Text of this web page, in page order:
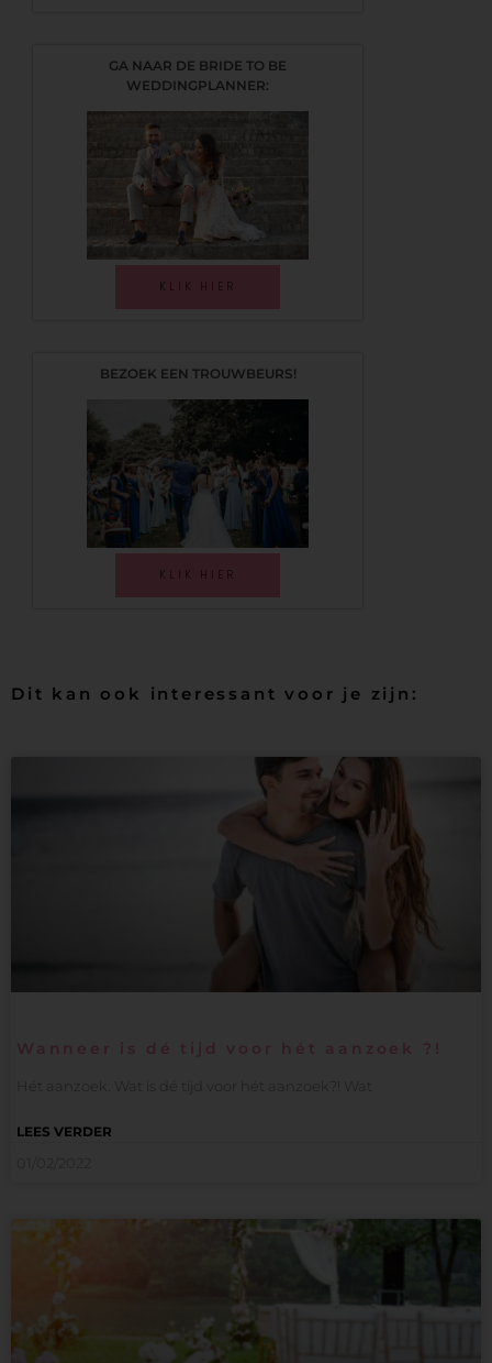
GA NAAR DE BRIDE TO BE
WEDDINGPLANNER:
KLIK HIER
BEZOEK EEN TROUWBEURS!
KLIK HIER
Dit kan ook interessant voor je zijn:
Wanneer is dé tijd voor hét aanzoek ?!
Hét aanzoek. Wat is dé tijd voor hét aanzoek?! Wat
LEES VERDER